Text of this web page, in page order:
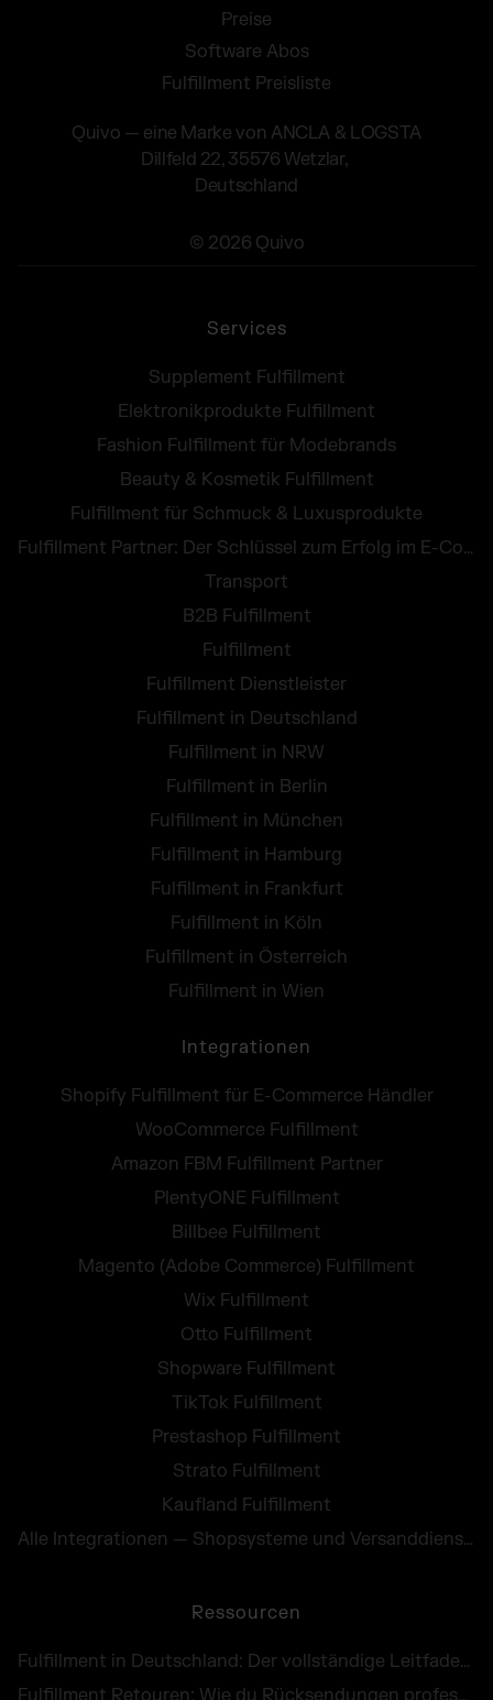
Preise
Software Abos
Fulfillment Preisliste
Quivo — eine Marke von ANCLA & LOGSTA
Dillfeld 22, 35576 Wetzlar,
Deutschland
© 2026 Quivo
Services
Supplement Fulfillment
Elektronikprodukte Fulfillment
Fashion Fulfillment für Modebrands
Beauty & Kosmetik Fulfillment
Fulfillment für Schmuck & Luxusprodukte
Fulfillment Partner: Der Schlüssel zum Erfolg im E-Commerce
Transport
B2B Fulfillment
Fulfillment
Fulfillment Dienstleister
Fulfillment in Deutschland
Fulfillment in NRW
Fulfillment in Berlin
Fulfillment in München
Fulfillment in Hamburg
Fulfillment in Frankfurt
Fulfillment in Köln
Fulfillment in Österreich
Fulfillment in Wien
Integrationen
Shopify Fulfillment für E-Commerce Händler
WooCommerce Fulfillment
Amazon FBM Fulfillment Partner
PlentyONE Fulfillment
Billbee Fulfillment
Magento (Adobe Commerce) Fulfillment
Wix Fulfillment
Otto Fulfillment
Shopware Fulfillment
TikTok Fulfillment
Prestashop Fulfillment
Strato Fulfillment
Kaufland Fulfillment
Alle Integrationen — Shopsysteme und Versanddienste
Ressourcen
Fulfillment in Deutschland: Der vollständige Leitfaden für E-Commerce Händler
Fulfillment Retouren: Wie du Rücksendungen professionell abwickelst und als Chance nutzt